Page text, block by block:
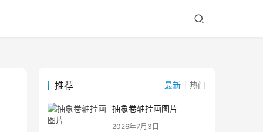
推荐 最新 热门
抽象卷轴挂画图片
2026年7月3日